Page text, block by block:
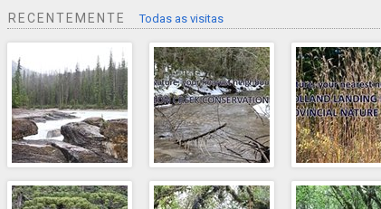
RECENTEMENTE Todas as visitas